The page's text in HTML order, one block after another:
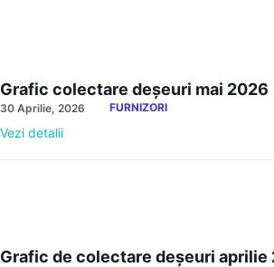
Grafic colectare deșeuri mai 2026
30 Aprilie, 2026 FURNIZORI
Vezi detalii
Grafic de colectare deșeuri aprilie